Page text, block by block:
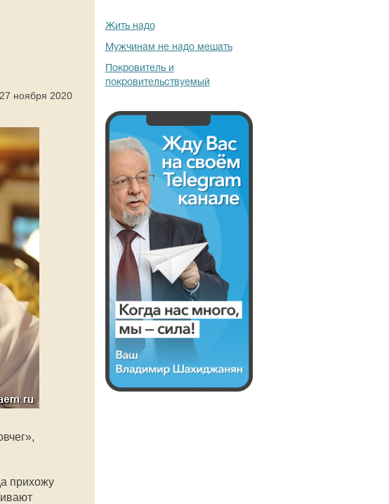
ноября 2020
прихожу
Жить надо
Мужчинам не надо мешать
Покровитель и
покровительствуемый